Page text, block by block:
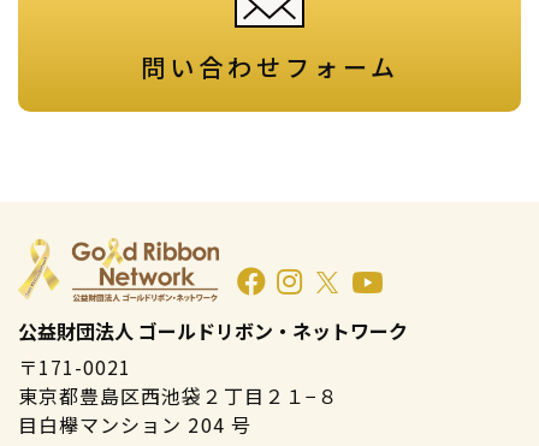
問い合わせフォーム
公益財団法人 ゴールドリボン・ネットワーク
〒171-0021
東京都豊島区西池袋２丁目２１−８
目白欅マンション 204 号